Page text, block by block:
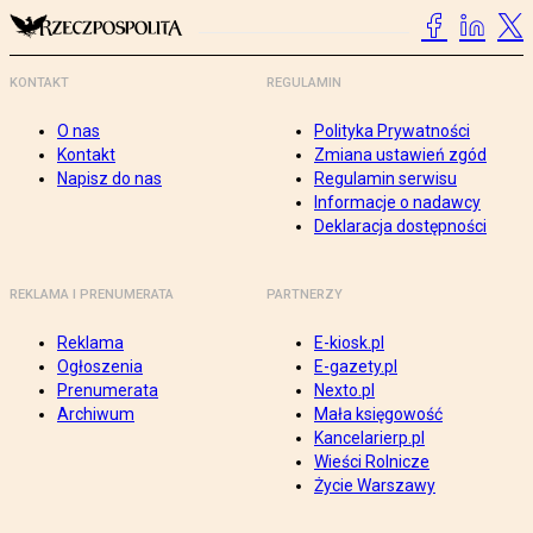
KONTAKT
O nas
Kontakt
Napisz do nas
REGULAMIN
Polityka Prywatności
Zmiana ustawień zgód
Regulamin serwisu
Informacje o nadawcy
Deklaracja dostępności
REKLAMA I PRENUMERATA
Reklama
Ogłoszenia
Prenumerata
Archiwum
PARTNERZY
E-kiosk.pl
E-gazety.pl
Nexto.pl
Mała księgowość
Kancelarierp.pl
Wieści Rolnicze
Życie Warszawy